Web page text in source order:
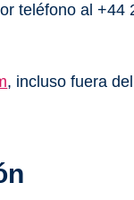
teléfono al+44
, incluso fuera